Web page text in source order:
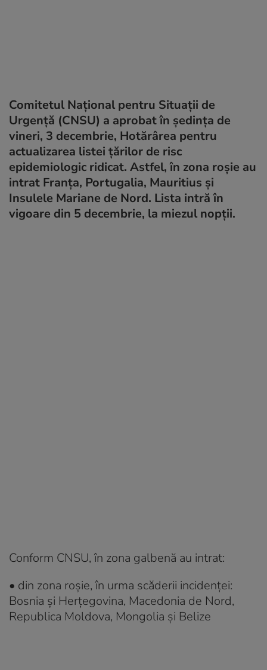
Comitetul Național pentru Situații de
Urgență (CNSU) a aprobat în ședința de
vineri, 3 decembrie, Hotărârea pentru
actualizarea listei țărilor de risc
epidemiologic ridicat. Astfel, în zona roșie au
intrat Franța, Portugalia, Mauritius și
Insulele Mariane de Nord. Lista intră în
vigoare din 5 decembrie, la miezul nopții.
Conform CNSU, în zona galbenă au intrat:
• din zona roșie, în urma scăderii incidenței:
Bosnia și Herțegovina, Macedonia de Nord,
Republica Moldova, Mongolia și Belize